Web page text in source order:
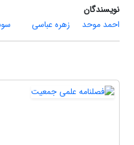
نویسندگان
احمد موحد
زهره عباسی